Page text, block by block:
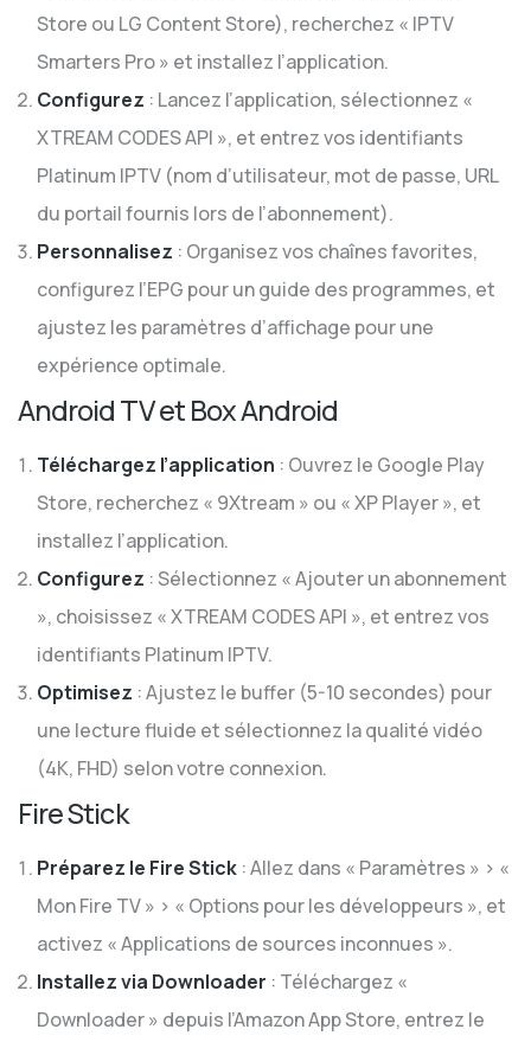
Store ou LG Content Store), recherchez « IPTV
Smarters Pro » et installez l’application.
Configurez : Lancez l’application, sélectionnez «
XTREAM CODES API », et entrez vos identifiants
Platinum IPTV (nom d’utilisateur, mot de passe, URL
du portail fournis lors de l’abonnement).
Personnalisez : Organisez vos chaînes favorites,
configurez l’EPG pour un guide des programmes, et
ajustez les paramètres d’affichage pour une
expérience optimale.
Android TV et Box Android
Téléchargez l’application : Ouvrez le Google Play
Store, recherchez « 9Xtream » ou « XP Player », et
installez l’application.
Configurez : Sélectionnez « Ajouter un abonnement
», choisissez « XTREAM CODES API », et entrez vos
identifiants Platinum IPTV.
Optimisez : Ajustez le buffer (5-10 secondes) pour
une lecture fluide et sélectionnez la qualité vidéo
(4K, FHD) selon votre connexion.
Fire Stick
Préparez le Fire Stick : Allez dans « Paramètres » > «
Mon Fire TV » > « Options pour les développeurs », et
activez « Applications de sources inconnues ».
Installez via Downloader : Téléchargez «
Downloader » depuis l’Amazon App Store, entrez le